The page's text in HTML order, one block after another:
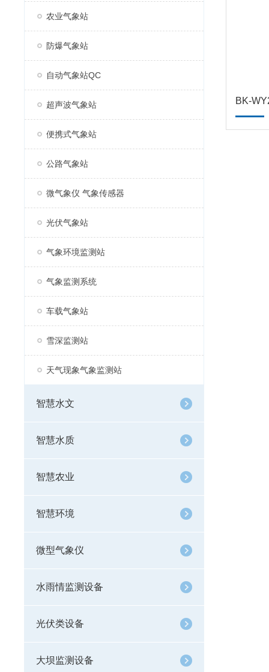
农业气象站
防爆气象站
自动气象站QC
超声波气象站
便携式气象站
公路气象站
微气象仪 气象传感器
光伏气象站
气象环境监测站
气象监测系统
车载气象站
雪深监测站
天气现象气象监测站
智慧水文
智慧水质
智慧农业
智慧环境
微型气象仪
水雨情监测设备
光伏类设备
大坝监测设备
BK-